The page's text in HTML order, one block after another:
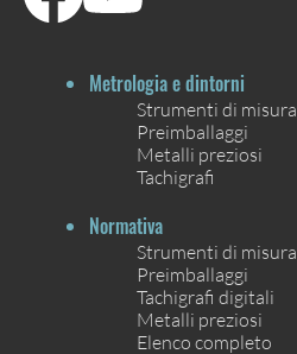
Metrologia e dintorni
Strumenti di misura
Preimballaggi
Metalli preziosi
Tachigrafi
Normativa
Strumenti di misura
Preimballaggi
Tachigrafi digitali
Metalli preziosi
Elenco completo